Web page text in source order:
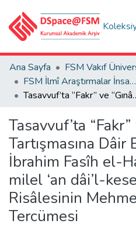
Ana Sayfa
FSM İlmî Araştırmalar İnsan ve Toplum Bilimleri Dergisi
Tasavvuf’ta “Fakr” ve “Gınâ” Tartışmasına Dâir Bir
Tasavvuf’ta “Fakr”
Tartışmasına Dâir
İbrahim Fasîh el-
milel ‘an dâi’l-
Risâlesinin
Tercümesi